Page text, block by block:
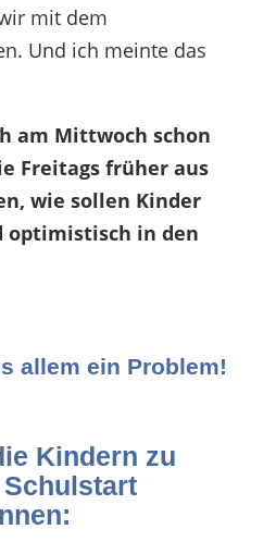
mit dem
Und ich meinte das
am Mittwoch schon
Freitags früher aus
wie sollen Kinder
optimistisch in den
allem ein Problem!
Kindern zu